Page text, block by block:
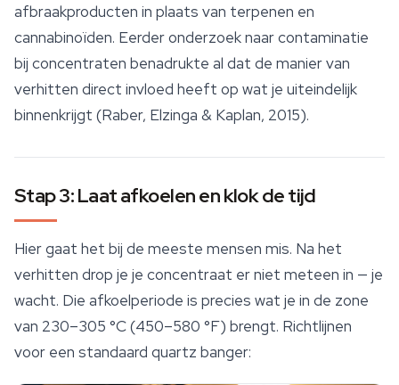
afbraakproducten in plaats van terpenen en
cannabinoïden. Eerder onderzoek naar contaminatie
bij concentraten benadrukte al dat de manier van
verhitten direct invloed heeft op wat je uiteindelijk
binnenkrijgt (Raber, Elzinga & Kaplan, 2015).
Stap 3: Laat afkoelen en klok de tijd
Hier gaat het bij de meeste mensen mis. Na het
verhitten drop je je concentraat er niet meteen in — je
wacht. Die afkoelperiode is precies wat je in de zone
van 230–305 °C (450–580 °F) brengt. Richtlijnen
voor een standaard quartz banger: